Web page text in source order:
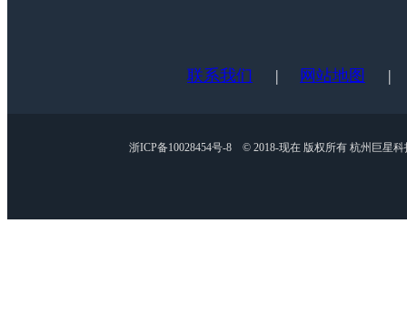
联系我们 | 网站地图 |
浙ICP备10028454号-8 © 2018-现在 版权所有 杭州巨星